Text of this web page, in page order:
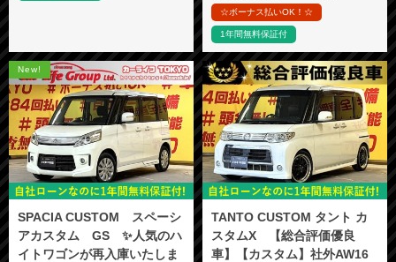
☆ボーナス払いOK！☆
1年間無料保証付
New!
SPACIA CUSTOM スペーシ
アカスタム GS ✨人気のハ
イトワゴンが再入庫いたしま
TANTO CUSTOM タント カ
スタムX 【総合評価優良
車】【カスタム】社外AW16